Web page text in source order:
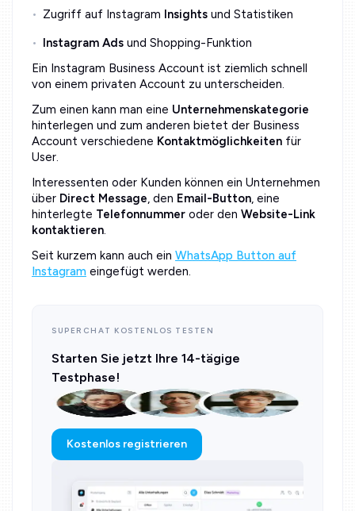
Zugriff auf Instagram Insights und Statistiken
Instagram Ads und Shopping-Funktion
Ein Instagram Business Account ist ziemlich schnell
von einem privaten Account zu unterscheiden.
Zum einen kann man eine Unternehmenskategorie
hinterlegen und zum anderen bietet der Business
Account verschiedene Kontaktmöglichkeiten für
User.
Interessenten oder Kunden können ein Unternehmen
über Direct Message, den Email-Button, eine
hinterlegte Telefonnummer oder den Website-Link
kontaktieren.
Seit kurzem kann auch ein WhatsApp Button auf
Instagram eingefügt werden.
SUPERCHAT KOSTENLOS TESTEN
Starten Sie jetzt Ihre 14-tägige
Testphase!
Kostenlos registrieren